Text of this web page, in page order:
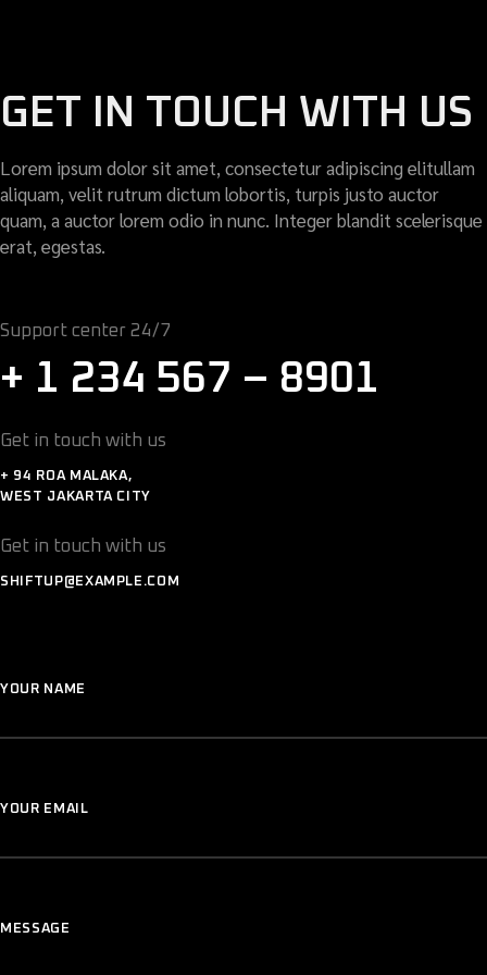
GET IN TOUCH WITH US
Lorem ipsum dolor sit amet, consectetur adipiscing elitullam
aliquam, velit rutrum dictum lobortis, turpis justo auctor
quam, a auctor lorem odio in nunc. Integer blandit scelerisque
erat, egestas.
Support center 24/7
+ 1 234 567 – 8901
Get in touch with us
+ 94 ROA MALAKA,
WEST JAKARTA CITY
Get in touch with us
SHIFTUP@EXAMPLE.COM
YOUR NAME
YOUR EMAIL
MESSAGE